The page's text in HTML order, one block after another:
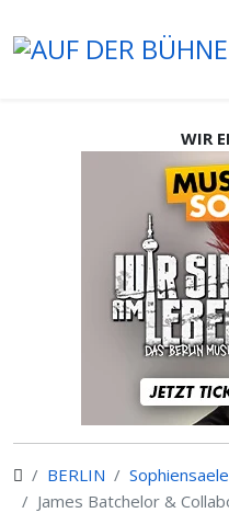
WIR
BERLIN
James Batchelor &